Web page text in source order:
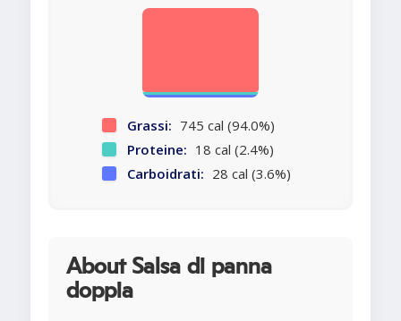
Grassi: 745 cal (94.0%)
Proteine: 18 cal (2.4%)
Carboidrati: 28 cal (3.6%)
About Salsa di panna
doppia